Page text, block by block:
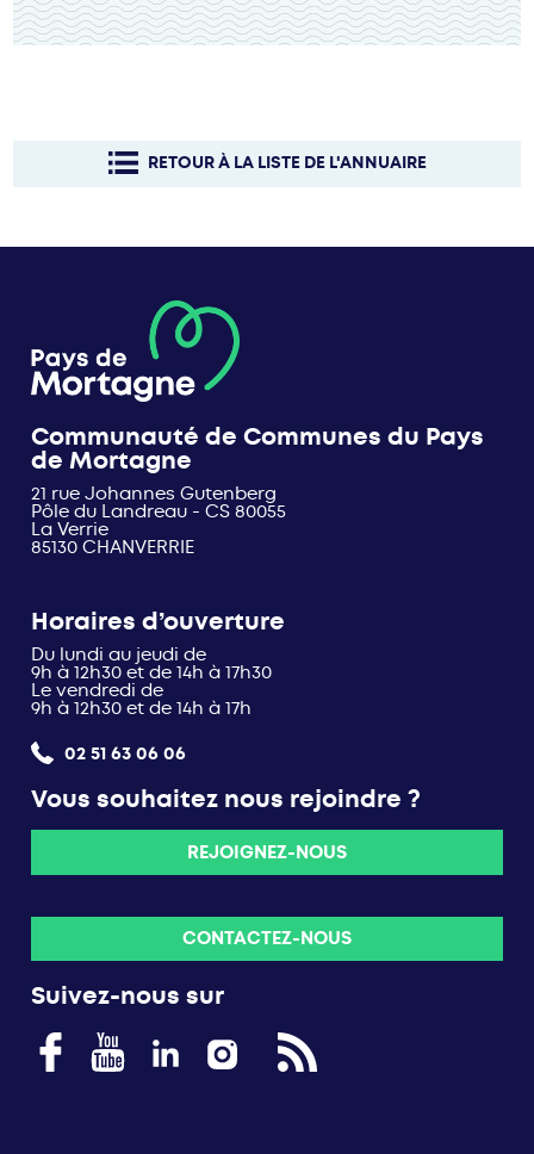
RETOUR À LA LISTE DE L'ANNUAIRE
Communauté de Communes du Pays
de Mortagne
21 rue Johannes Gutenberg
Pôle du Landreau - CS 80055
La Verrie
85130 CHANVERRIE
Horaires d’ouverture
Du lundi au jeudi de
9h à 12h30 et de 14h à 17h30
Le vendredi de
9h à 12h30 et de 14h à 17h
02 51 63 06 06
Vous souhaitez nous rejoindre ?
REJOIGNEZ-NOUS
CONTACTEZ-NOUS
Suivez-nous sur